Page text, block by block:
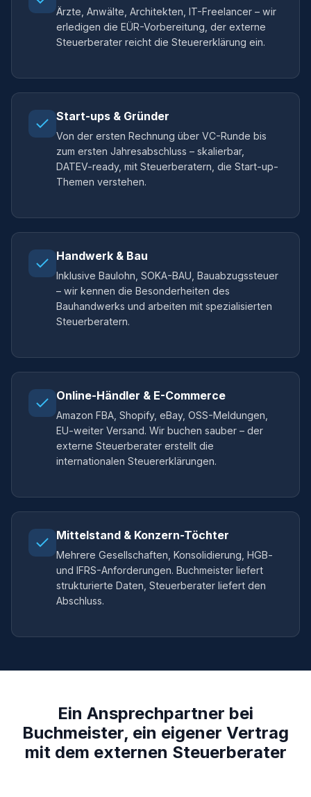
Ärzte, Anwälte, Architekten, IT-Freelancer – wir
erledigen die EÜR-Vorbereitung, der externe
Steuerberater reicht die Steuererklärung ein.
Start-ups & Gründer
Von der ersten Rechnung über VC-Runde bis
zum ersten Jahresabschluss – skalierbar,
DATEV-ready, mit Steuerberatern, die Start-up-
Themen verstehen.
Handwerk & Bau
Inklusive Baulohn, SOKA-BAU, Bauabzugssteuer
– wir kennen die Besonderheiten des
Bauhandwerks und arbeiten mit spezialisierten
Steuerberatern.
Online-Händler & E-Commerce
Amazon FBA, Shopify, eBay, OSS-Meldungen,
EU-weiter Versand. Wir buchen sauber – der
externe Steuerberater erstellt die
internationalen Steuererklärungen.
Mittelstand & Konzern-Töchter
Mehrere Gesellschaften, Konsolidierung, HGB-
und IFRS-Anforderungen. Buchmeister liefert
strukturierte Daten, Steuerberater liefert den
Abschluss.
Ein Ansprechpartner bei
Buchmeister, ein eigener Vertrag
mit dem externen Steuerberater